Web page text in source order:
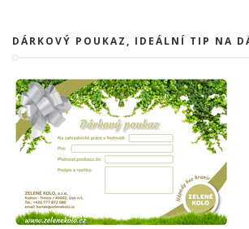
DÁRKOVÝ POUKAZ, IDEÁLNÍ TIP NA